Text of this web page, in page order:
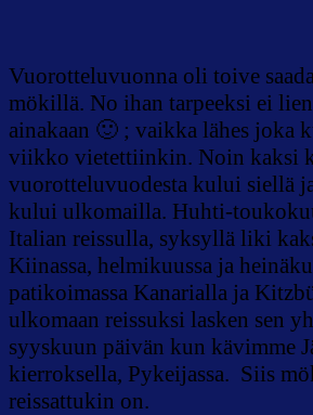
Vuorotteluvuonna oli toive
mökillä. No ihan tarpeeksi ei
ainakaan 🙂 ; vaikka lähes joka
viikko vietettiinkin. Noin kaksi
vuorotteluvuodesta kului siellä
kului ulkomailla. Huhti-
Italian reissulla, syksyllä liki
Kiinassa, helmikuussa ja
patikoimassa Kanarialla ja
ulkomaan reissuksi lasken sen
syyskuun päivän kun kävimme
kierroksella, Pykeijassa. Siis
reissattukin on.